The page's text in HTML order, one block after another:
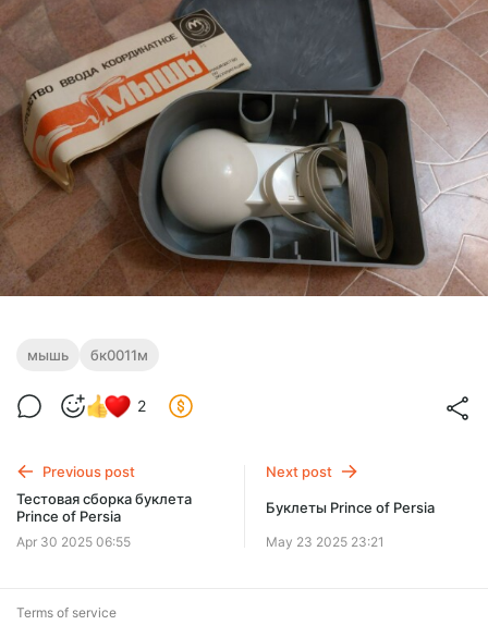
мышь бк0011м
2
Previous post
Тестовая сборка буклета
Prince of Persia
Apr 30 2025 06:55
Next post
Буклеты Prince of Persia
May 23 2025 23:21
Terms of service